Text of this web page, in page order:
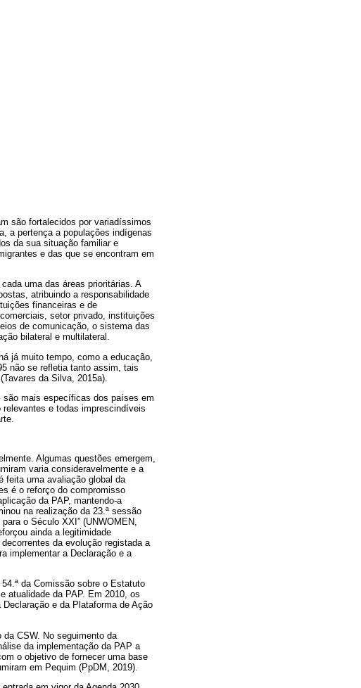
são fortalecidos por variadíssimos
a pertença a populações indígenas
da sua situação familiar e
e das que se encontram em
uma das áreas prioritárias. A
atribuindo a responsabilidade
financeiras e de
setor privado, instituições
de comunicação, o sistema das
bilateral e multilateral.
já muito tempo, como a educação,
não se refletia tanto assim, tais
da Silva, 2015a).
são mais específicas dos países em
e todas imprescindíveis
Algumas questões emergem,
varia consideravelmente e a
feita uma avaliação global da
é o reforço do compromisso
da PAP, mantendo-a
na realização da 23.ª sessão
o Século XXI” (UNWOMEN,
ainda a legitimidade
da evolução registada a
implementar a Declaração e a
da Comissão sobre o Estatuto
atualidade da PAP. Em 2010, os
e da Plataforma de Ação
CSW. No seguimento da
da implementação da PAP a
o objetivo de fornecer uma base
em Pequim (PpDM, 2019).